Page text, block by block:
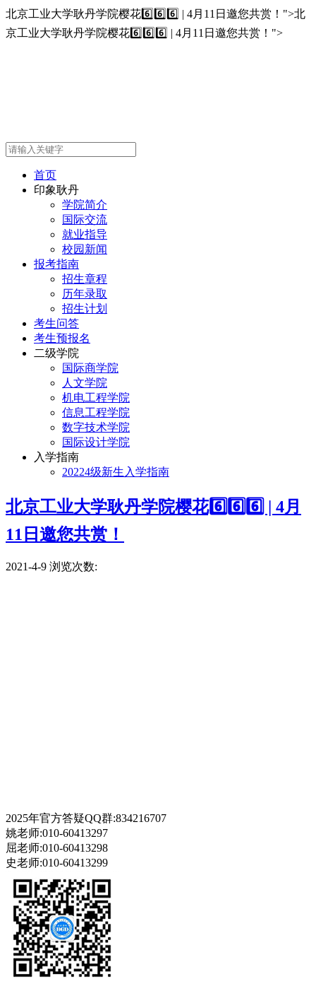
北京工业大学耿丹学院樱花6️⃣6️⃣6️⃣ | 4月11日邀您共赏！">北
京工业大学耿丹学院樱花6️⃣6️⃣6️⃣ | 4月11日邀您共赏！">
首页
印象耿丹
学院简介
国际交流
就业指导
校园新闻
报考指南
招生章程
历年录取
招生计划
考生问答
考生预报名
二级学院
国际商学院
人文学院
机电工程学院
信息工程学院
数字技术学院
国际设计学院
入学指南
20224级新生入学指南
北京工业大学耿丹学院樱花6️⃣6️⃣6️⃣ | 4月
11日邀您共赏！
2021-4-9 浏览次数:
2025年官方答疑QQ群:834216707
姚老师:010-60413297
屈老师:010-60413298
史老师:010-60413299